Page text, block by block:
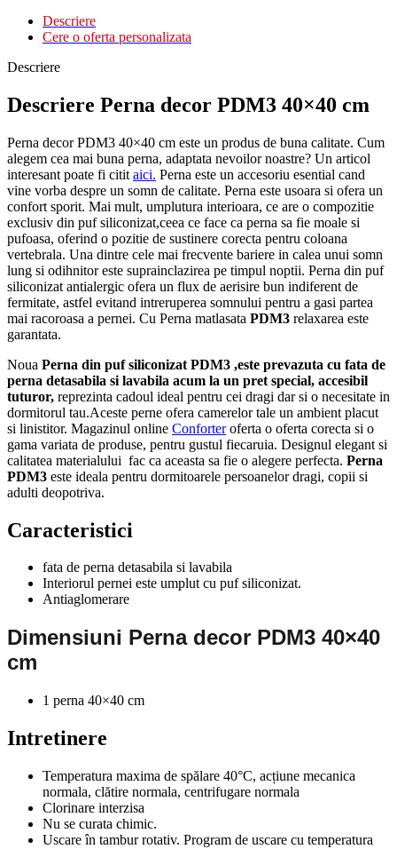
Descriere
Cere o oferta personalizata
Descriere
Descriere Perna decor PDM3 40×40 cm
Perna decor PDM3 40×40 cm este un produs de buna calitate. Cum
alegem cea mai buna perna, adaptata nevoilor noastre? Un articol
interesant poate fi citit aici. Perna este un accesoriu esential cand
vine vorba despre un somn de calitate. Perna este usoara si ofera un
confort sporit. Mai mult, umplutura interioara, ce are o compozitie
exclusiv din puf siliconizat,ceea ce face ca perna sa fie moale si
pufoasa, oferind o pozitie de sustinere corecta pentru coloana
vertebrala. Una dintre cele mai frecvente bariere in calea unui somn
lung si odihnitor este suprainclazirea pe timpul noptii. Perna din puf
siliconizat antialergic ofera un flux de aerisire bun indiferent de
fermitate, astfel evitand intreruperea somnului pentru a gasi partea
mai racoroasa a pernei. Cu Perna matlasata PDM3 relaxarea este
garantata.
Noua Perna din puf siliconizat PDM3 ,este prevazuta cu fata de
perna detasabila si lavabila acum la un pret special, accesibil
tuturor, reprezinta cadoul ideal pentru cei dragi dar si o necesitate in
dormitorul tau.Aceste perne ofera camerelor tale un ambient placut
si linistitor. Magazinul online Conforteroferta o oferta corecta si o
gama variata de produse, pentru gustul fiecaruia. Designul elegant si
calitatea materialului fac ca aceasta sa fie o alegere perfecta. Perna
PDM3 este ideala pentru dormitoarele persoanelor dragi, copii si
adulti deopotriva.
Caracteristici
fata de perna detasabila si lavabila
Interiorul pernei este umplut cu puf siliconizat.
Antiaglomerare
Dimensiuni Perna decor PDM3 40×40
cm
1 perna 40×40 cm
Intretinere
Temperatura maxima de spălare 40°C, acțiune mecanica
normala, clătire normala, centrifugare normala
Clorinare interzisa
Nu se curata chimic.
Uscare în tambur rotativ. Program de uscare cu temperatura